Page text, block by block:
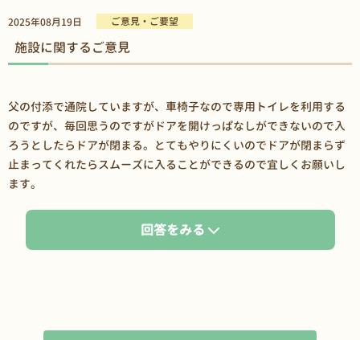
2025年08月19日 ご意見・ご要望
施設に関するご意見
父の付添で通院していますが、車椅子なので専用トイレを利用する
のですが、毎回思うのですがドアを開けっぱなしができないので入
ろうとしたらドアが閉まる。とてもやりにくいのでドアが閉まらず
止まってくれたらスムーズに入ることができるので宜しくお願いし
ます。
回答をみる